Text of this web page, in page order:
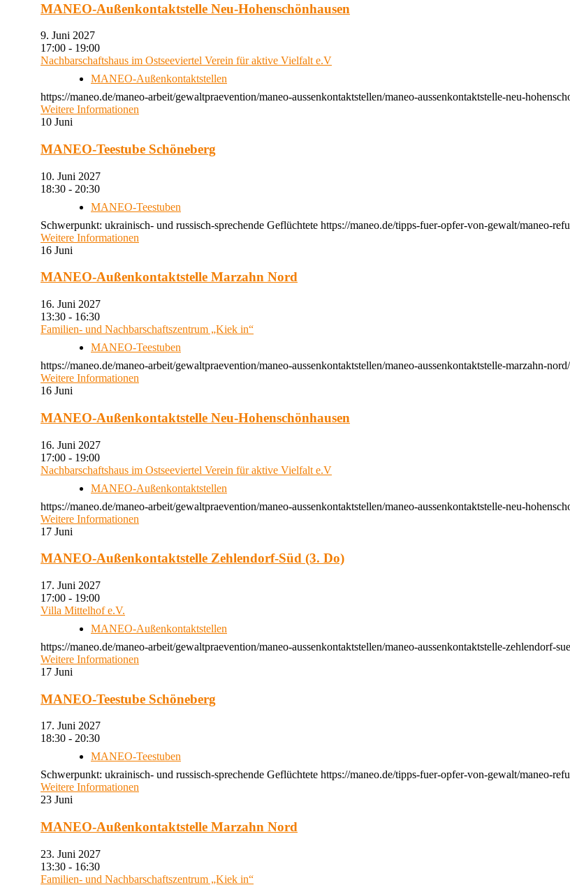
MANEO-Außenkontaktstelle Neu-Hohenschönhausen
9. Juni 2027
17:00 - 19:00
Nachbarschaftshaus im Ostseeviertel Verein für aktive Vielfalt e.V
MANEO-Außenkontaktstellen
https://maneo.de/maneo-arbeit/gewaltpraevention/maneo-aussenkontaktstellen/maneo-aussenkontaktstelle-neu-
Weitere Informationen
10 Juni
MANEO-Teestube Schöneberg
10. Juni 2027
18:30 - 20:30
MANEO-Teestuben
Schwerpunkt: ukrainisch- und russisch-sprechende Geflüchtete https://maneo.de/tipps-fuer-opfer-von-gewalt/maneo-
Weitere Informationen
16 Juni
MANEO-Außenkontaktstelle Marzahn Nord
16. Juni 2027
13:30 - 16:30
Familien- und Nachbarschaftszentrum „Kiek in“
MANEO-Teestuben
https://maneo.de/maneo-arbeit/gewaltpraevention/maneo-aussenkontaktstellen/maneo-aussenkontaktstelle-marzahn-nord/
Weitere Informationen
16 Juni
MANEO-Außenkontaktstelle Neu-Hohenschönhausen
16. Juni 2027
17:00 - 19:00
Nachbarschaftshaus im Ostseeviertel Verein für aktive Vielfalt e.V
MANEO-Außenkontaktstellen
https://maneo.de/maneo-arbeit/gewaltpraevention/maneo-aussenkontaktstellen/maneo-aussenkontaktstelle-neu-
Weitere Informationen
17 Juni
MANEO-Außenkontaktstelle Zehlendorf-Süd (3. Do)
17. Juni 2027
17:00 - 19:00
Villa Mittelhof e.V.
MANEO-Außenkontaktstellen
https://maneo.de/maneo-arbeit/gewaltpraevention/maneo-aussenkontaktstellen/maneo-aussenkontaktstelle-zehlendorf-
Weitere Informationen
17 Juni
MANEO-Teestube Schöneberg
17. Juni 2027
18:30 - 20:30
MANEO-Teestuben
Schwerpunkt: ukrainisch- und russisch-sprechende Geflüchtete https://maneo.de/tipps-fuer-opfer-von-gewalt/maneo-
Weitere Informationen
23 Juni
MANEO-Außenkontaktstelle Marzahn Nord
23. Juni 2027
13:30 - 16:30
Familien- und Nachbarschaftszentrum „Kiek in“